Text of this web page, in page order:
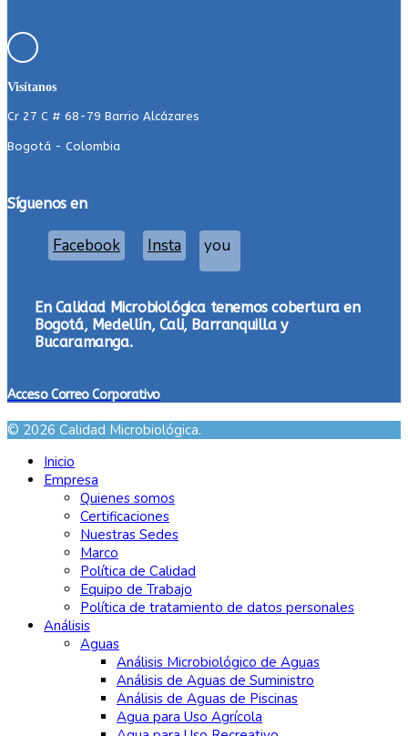
Visítanos
Cr 27 C # 68-79 Barrio Alcázares
Bogotá - Colombia
Síguenos en
Facebook Insta you
En Calidad Microbiológica tenemos cobertura en
Bogotá, Medellín, Cali, Barranquilla y
Bucaramanga.
Acceso Correo Corporativo
© 2026 Calidad Microbiológica.
Inicio
Empresa
Quienes somos
Certificaciones
Nuestras Sedes
Marco
Política de Calidad
Equipo de Trabajo
Política de tratamiento de datos personales
Análisis
Aguas
Análisis Microbiológico de Aguas
Análisis de Aguas de Suministro
Análisis de Aguas de Piscinas
Agua para Uso Agrícola